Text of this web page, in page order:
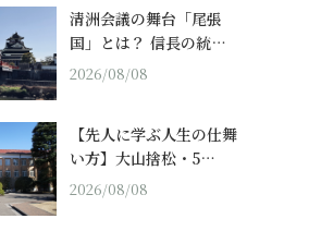
清洲会議の舞台「尾張
国」とは？ 信長の統…
2026/08/08
【先人に学ぶ人生の仕舞
い方】大山捨松・5…
2026/08/08